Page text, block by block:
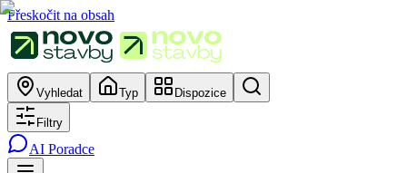
Přeskočit na obsah
Vyhledat Typ Dispozice
Filtry
AI Poradce